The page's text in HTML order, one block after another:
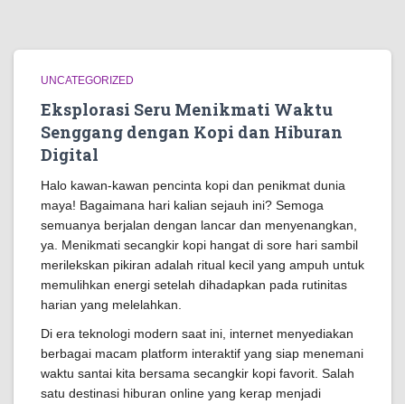
UNCATEGORIZED
Eksplorasi Seru Menikmati Waktu
Senggang dengan Kopi dan Hiburan
Digital
Halo kawan-kawan pencinta kopi dan penikmat dunia
maya! Bagaimana hari kalian sejauh ini? Semoga
semuanya berjalan dengan lancar dan menyenangkan,
ya. Menikmati secangkir kopi hangat di sore hari sambil
merilekskan pikiran adalah ritual kecil yang ampuh untuk
memulihkan energi setelah dihadapkan pada rutinitas
harian yang melelahkan.
Di era teknologi modern saat ini, internet menyediakan
berbagai macam platform interaktif yang siap menemani
waktu santai kita bersama secangkir kopi favorit. Salah
satu destinasi hiburan online yang kerap menjadi